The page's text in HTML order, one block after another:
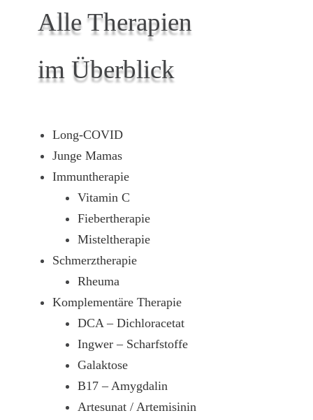
Alle Therapien
im Überblick
Long-COVID
Junge Mamas
Immuntherapie
Vitamin C
Fiebertherapie
Misteltherapie
Schmerztherapie
Rheuma
Komplementäre Therapie
DCA – Dichloracetat
Ingwer – Scharfstoffe
Galaktose
B17 – Amygdalin
Artesunat / Artemisinin